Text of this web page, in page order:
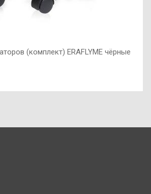
(комплект) ERAFLYME чёрные